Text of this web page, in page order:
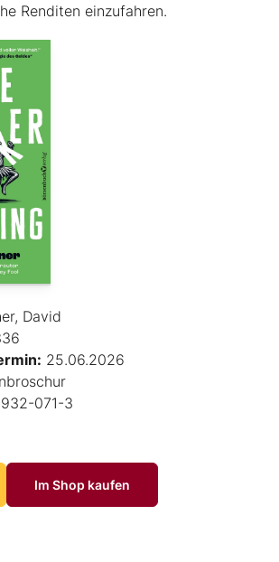
Renditen einzufahren.
David
25.06.2026
071-3
Im Shop kaufen